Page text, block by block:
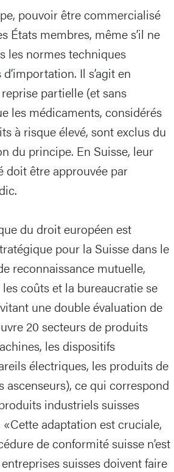
pouvoir être commercialisé
États membres, même s’il ne
les normes techniques
Il s’agit en
reprise partielle (et sans
les médicaments, considérés
à risque élevé, sont exclus du
du principe. En Suisse, leur
doit être approuvée par
du droit européen est
pour la Suisse dans le
reconnaissance mutuelle,
coûts et la bureaucratie se
une double évaluation de
20 secteurs de produits
les dispositifs
électriques, les produits de
ce qui correspond
industriels suisses
«Cette adaptation est cruciale,
de conformité suisse n’est
suisses doivent faire